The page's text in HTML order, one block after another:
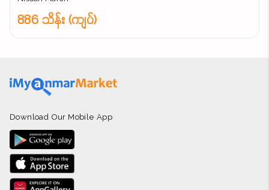
886 သိန်း (ကျပ်)
Download Our Mobile App